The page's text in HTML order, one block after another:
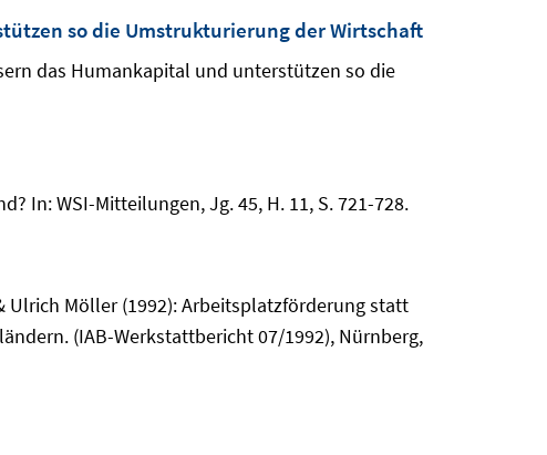
so die Umstrukturierung der Wirtschaft
das Humankapital und unterstützen so die
In: WSI-Mitteilungen, Jg. 45, H. 11, S. 721-728.
Ulrich Möller (1992): Arbeitsplatzförderung statt
(IAB-Werkstattbericht 07/1992), Nürnberg,